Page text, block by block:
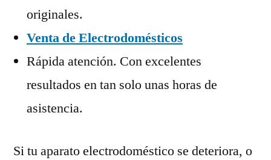
originales.
Venta de Electrodomésticos
Rápida atención. Con excelentes
resultados en tan solo unas horas de
asistencia.
Si tu aparato electrodoméstico se deteriora, o